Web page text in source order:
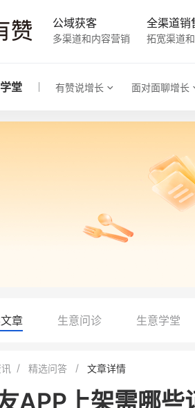
公域获客
多渠道和内容营销
全渠道销
拓宽渠道
堂 有赞说增长 面对面聊增长
章 生意问诊 生意学堂
精选问答 文章详情
APP上架需哪
奶旗舰店